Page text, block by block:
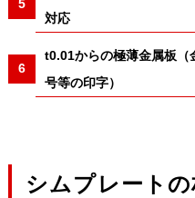
対応
t0.01からの極薄金属板（
号等の印字）
シムプレート